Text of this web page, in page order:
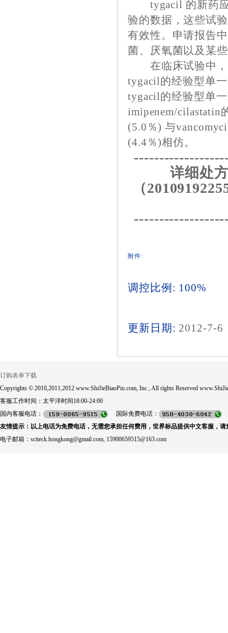
tygacil 的新药应
验的数据，这些试
有效性。申请报告
菌、厌氧菌以及某
在临床试验中，
tygacil的经验型单
tygacil的经验型单
imipenem/cilastatin
(5.0％) 与
(4.4％)相仿。
详细处
（
附件:
调控比例: 100%
更新日期: 2012-7-6
订购表单下载
Copyrights © 2010,2011,2012 www.ShiJieBiaoPin.com, Inc., All rights Reserved
客服工作时间：太平洋时间18:00-24:00
国内客服电话：
国际免费电话：
友情提示：以上电话为免费电话，无需您承担任何费用，世界标品提供中文客服，请
电子邮箱：sciteck.hongkong@gmail.com, 15900659515@163.com